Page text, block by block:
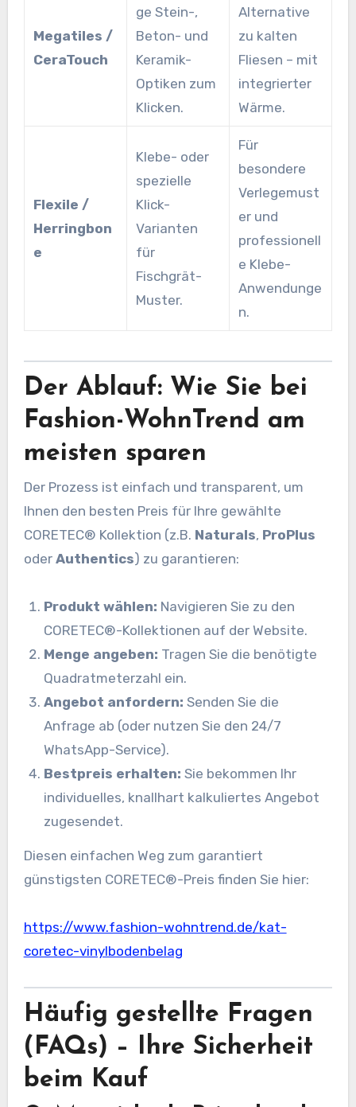
Megatiles /
CeraTouch
ge Stein-,
Beton- und
Keramik-
Optiken zum
Klicken.
Alternative
zu kalten
Fliesen – mit
integrierter
Wärme.
Flexile /
Herringbon
e
Klebe- oder
spezielle
Klick-
Varianten
für
Fischgrät-
Muster.
Für
besondere
Verlegemust
er und
professionell
e Klebe-
Anwendunge
n.
Der Ablauf: Wie Sie bei
Fashion-WohnTrend am
meisten sparen
Der Prozess ist einfach und transparent, um
Ihnen den besten Preis für Ihre gewählte
CORETEC® Kollektion (z.B. Naturals, ProPlus
oder Authentics) zu garantieren:
Produkt wählen: Navigieren Sie zu den
CORETEC®-Kollektionen auf der Website.
Menge angeben: Tragen Sie die benötigte
Quadratmeterzahl ein.
Angebot anfordern: Senden Sie die
Anfrage ab (oder nutzen Sie den 24/7
WhatsApp-Service).
Bestpreis erhalten: Sie bekommen Ihr
individuelles, knallhart kalkuliertes Angebot
zugesendet.
Diesen einfachen Weg zum garantiert
günstigsten CORETEC®-Preis finden Sie hier:
https://www.fashion-wohntrend.de/kat-
coretec-vinylbodenbelag
Häufig gestellte Fragen
(FAQs) – Ihre Sicherheit
beim Kauf